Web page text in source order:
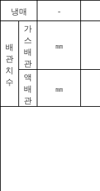
냉매 -
배
관
치
수
가
스
배
관
㎜
액
배
관
㎜